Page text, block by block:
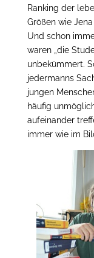
Ranking der
Größen wie
Und schon
waren „die
unbekümmert.
jedermanns
jungen
häufig
aufeinander
immer wie im